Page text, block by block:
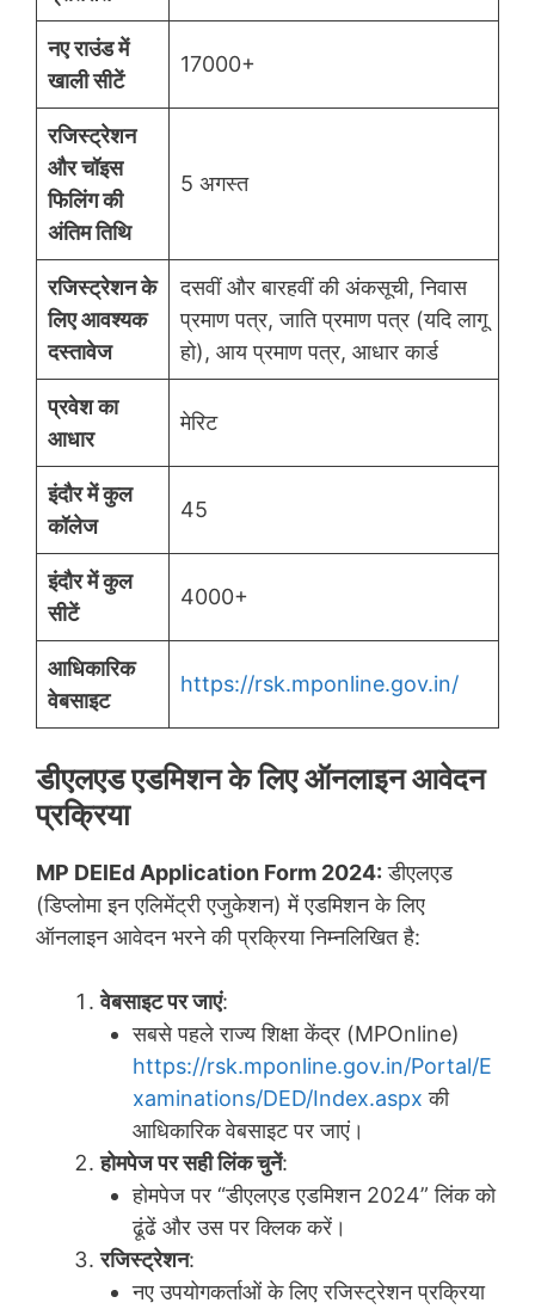
नए राउंड में
खाली सीटें
17000+
रजिस्ट्रेशन
और चॉइस
फिलिंग की
अंतिम तिथि
5 अगस्त
रजिस्ट्रेशन के
लिए आवश्यक
दस्तावेज
दसवीं और बारहवीं की अंकसूची, निवास
प्रमाण पत्र, जाति प्रमाण पत्र (यदि लागू
हो), आय प्रमाण पत्र, आधार कार्ड
प्रवेश का
आधार
मेरिट
इंदौर में कुल
कॉलेज
45
इंदौर में कुल
सीटें
4000+
आधिकारिक
वेबसाइट
https://rsk.mponline.gov.in/
डीएलएड एडमिशन के लिए ऑनलाइन आवेदन
प्रक्रिया
MP DElEd Application Form 2024: डीएलएड
(डिप्लोमा इन एलिमेंट्री एजुकेशन) में एडमिशन के लिए
ऑनलाइन आवेदन भरने की प्रक्रिया निम्नलिखित है:
वेबसाइट पर जाएं:
सबसे पहले राज्य शिक्षा केंद्र (MPOnline)
https://rsk.mponline.gov.in/Portal/E
xaminations/DED/Index.aspx की
आधिकारिक वेबसाइट पर जाएं।
होमपेज पर सही लिंक चुनें:
होमपेज पर “डीएलएड एडमिशन 2024” लिंक को
ढूंढें और उस पर क्लिक करें।
रजिस्ट्रेशन:
नए उपयोगकर्ताओं के लिए रजिस्ट्रेशन प्रक्रिया